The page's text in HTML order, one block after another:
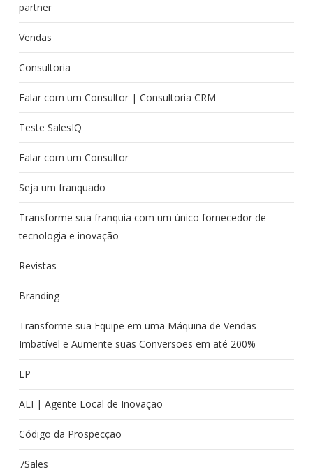
partner
Vendas
Consultoria
Falar com um Consultor | Consultoria CRM
Teste SalesIQ
Falar com um Consultor
Seja um franquado
Transforme sua franquia com um único fornecedor de
tecnologia e inovação
Revistas
Branding
Transforme sua Equipe em uma Máquina de Vendas
Imbatível e Aumente suas Conversões em até 200%
LP
ALI | Agente Local de Inovação
Código da Prospecção
7Sales